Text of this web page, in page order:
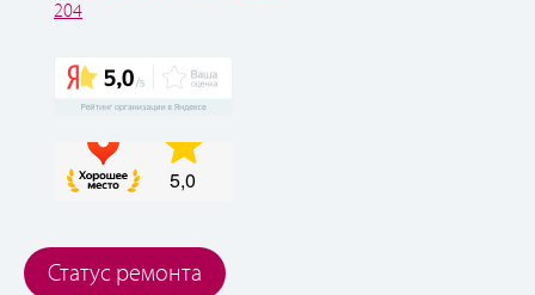
204
Статус ремонта